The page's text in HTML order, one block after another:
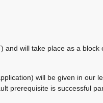
and will take place as a block
will be given in our
prerequisite is successful